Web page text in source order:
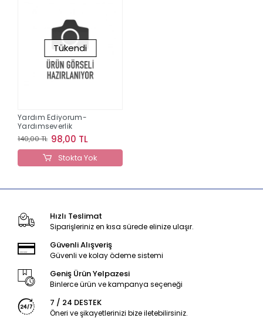
Tükendi
Yardım Ediyorum-
Yardımseverlik
140,00 TL 98,00 TL
Stokta Yok
Hızlı Teslimat
Siparişleriniz en kısa sürede elinize ulaşır.
Güvenli Alışveriş
Güvenli ve kolay ödeme sistemi
Geniş Ürün Yelpazesi
Binlerce ürün ve kampanya seçeneği
7 / 24 DESTEK
Öneri ve şikayetlerinizi bize iletebilirsiniz.